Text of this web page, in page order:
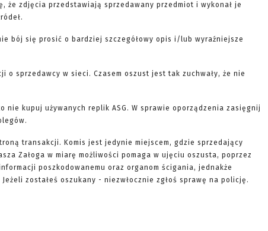
że zdjęcia przedstawiają sprzedawany przedmiot i wykonał je
bój się prosić o bardziej szczegółowy opis i/lub wyraźniejsze
o sprzedawcy w sieci. Czasem oszust jest tak zuchwały, że nie
nie kupuj używanych replik ASG. W sprawie oporządzenia zasięgnij
transakcji. Komis jest jedynie miejscem, gdzie sprzedający
Załoga w miarę możliwości pomaga w ujęciu oszusta, poprzez
poszkodowanemu oraz organom ścigania, jednakże
zostałeś oszukany - niezwłocznie zgłoś sprawę na policję.